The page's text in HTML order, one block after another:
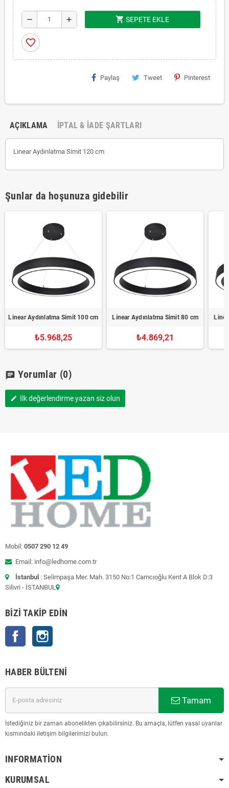
remove add shopping_cart SEPETE EKLE
favorite_border
Paylaş Tweet Pinterest
AÇIKLAMA İPTAL & İADE ŞARTLARI
Linear Aydınlatma Simit 120 cm
Şunlar da hoşunuza gidebilir
Linear Aydınlatma Simit 100 cm
₺5.968,25
Linear Aydınlatma Simit 80 cm
₺4.869,21
chat Yorumlar (0)
edit İlk değerlendirme yazan siz olun
Mobil: 0507 290 12 49
Email: info@ledhome.com.tr
İstanbul : Selimpaşa Mer. Mah. 3150 No:1 Camcıoğlu Kent A Blok D:3
Silivri - İSTANBUL
BIZI TAKIP EDIN
Facebook
HABER BÜLTENI
Tamam
İstediğiniz bir zaman abonelikten çıkabilirsiniz. Bu amaçla, lütfen yasal uyarılar
kısmındaki iletişim bilgilerimizi bulun.
INFORMATION
KURUMSAL